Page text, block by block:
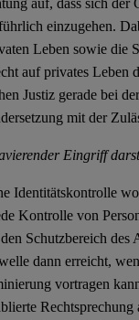
auf, dass sich der
einzugehen.
Leben sowie die
auf privates Leben
Justiz gerade bei
mit der
Eingriff
Identitätskontrolle
Kontrolle von
Schutzbereich
dann erreicht,
vortragen